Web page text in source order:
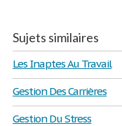
Sujets similaires
Les Inaptes Au Travail
Gestion Des Carrières
Gestion Du Stress